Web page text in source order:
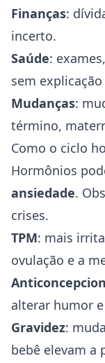
Finanças:
incerto.
Saúde:
sem
Mudanças:
término,
Como o ciclo
Hormônios
ansiedade.
crises.
TPM: mais
ovulação e a
alterar humor
Gravidez:
bebê elevam a